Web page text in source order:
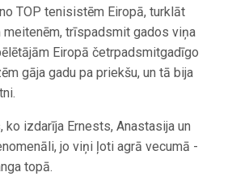
TOP tenisistēm Eiropā, turklāt
meitenēm, trīspadsmit gados viņa
Eiropā četrpadsmit­gadīgo
gāja gadu pa priekšu, un tā bija
ko izdarīja ­Ernests, Anastasija un
jo viņi ļoti agrā vecumā
topā.